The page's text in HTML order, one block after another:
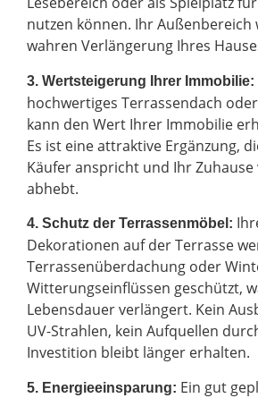
nutzen können. Ihr Außenbereich
wahren Verlängerung Ihres
3. Wertsteigerung Ihrer Immobilie:
hochwertiges Terrassendach
kann den Wert Ihrer Immobilie
Es ist eine attraktive Ergänzung,
Käufer anspricht und Ihr
abhebt.
4. Schutz der Terrassenmöbel:
Dekorationen auf der Terrasse
Terrassenüberdachung oder
Witterungseinflüssen geschützt,
Lebensdauer verlängert. Kein
UV-Strahlen, kein Aufquellen
Investition bleibt länger erhalten.
5. Energieeinsparung: Ein gut